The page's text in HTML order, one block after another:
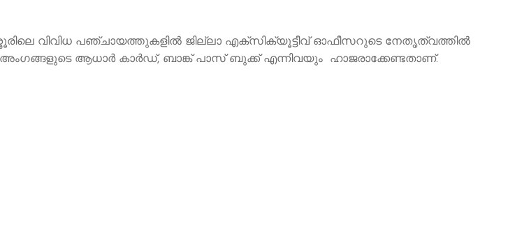
വിവിധ പഞ്ചായത്തുകളില്‍ ജില്ലാ എക്സിക്യൂട്ടീവ് ഓഫീസറുടെ നേതൃത്വത്തില്‍
ആധാര്‍ കാര്‍ഡ്, ബാങ്ക് പാസ് ബുക്ക് എന്നിവയും ഹാജരാക്കേണ്ടതാണ്.